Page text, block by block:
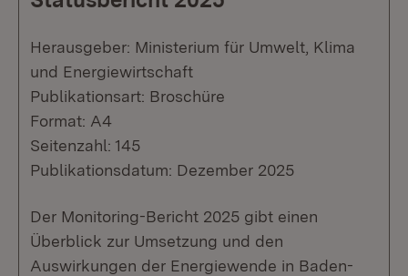
Herausgeber: Ministerium für Umwelt, Klima
und Energiewirtschaft
Publikationsart: Broschüre
Format: A4
Seitenzahl: 145
Publikationsdatum: Dezember 2025
Der Monitoring-Bericht 2025 gibt einen
Überblick zur Umsetzung und den
Auswirkungen der Energiewende in Baden-